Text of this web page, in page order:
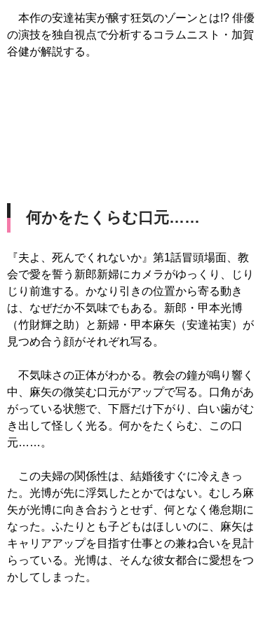
本作の安達祐実が醸す狂気のゾーンとは!? 俳優
の演技を独自視点で分析するコラムニスト・加賀
谷健が解説する。
何かをたくらむ口元……
『夫よ、死んでくれないか』第1話冒頭場面、教
会で愛を誓う新郎新婦にカメラがゆっくり、じり
じり前進する。かなり引きの位置から寄る動き
は、なぜだか不気味でもある。新郎・甲本光博
（竹財輝之助）と新婦・甲本麻矢（安達祐実）が
見つめ合う顔がそれぞれ写る。
不気味さの正体がわかる。教会の鐘が鳴り響く
中、麻矢の微笑む口元がアップで写る。口角があ
がっている状態で、下唇だけ下がり、白い歯がむ
き出して怪しく光る。何かをたくらむ、この口
元……。
この夫婦の関係性は、結婚後すぐに冷えきっ
た。光博が先に浮気したとかではない。むしろ麻
矢が光博に向き合おうとせず、何となく倦怠期に
なった。ふたりとも子どもはほしいのに、麻矢は
キャリアアップを目指す仕事との兼ね合いを見計
らっている。光博は、そんな彼女都合に愛想をつ
かしてしまった。